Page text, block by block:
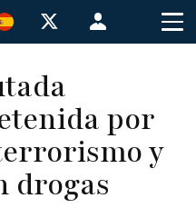
Menú
de
usuario
por
y
drogas